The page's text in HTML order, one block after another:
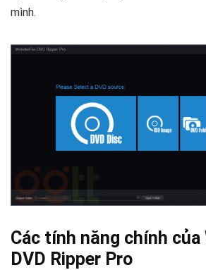
mình.
Các tính năng chính của
DVD Ripper Pro